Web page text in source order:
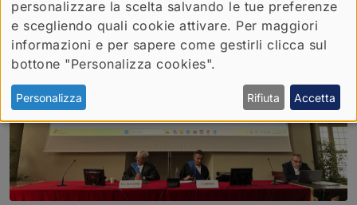
personalizzare la scelta salvando le tue preferenze
e scegliendo quali cookie attivare. Per maggiori
informazioni e per sapere come gestirli clicca sul
bottone "Personalizza cookies".
Personalizza Rifiuta Accetta